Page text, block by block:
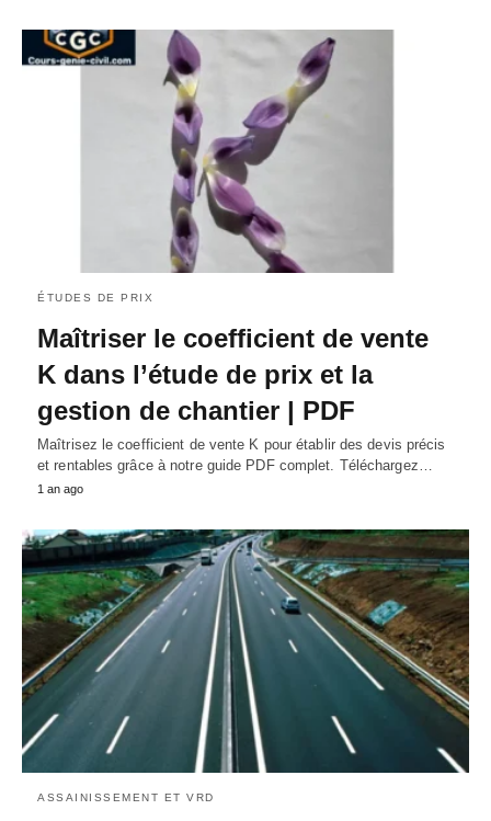
ÉTUDES DE PRIX
Maîtriser le coefficient de vente
K dans l’étude de prix et la
gestion de chantier | PDF
Maîtrisez le coefficient de vente K pour établir des devis précis
et rentables grâce à notre guide PDF complet. Téléchargez…
1 an ago
ASSAINISSEMENT ET VRD